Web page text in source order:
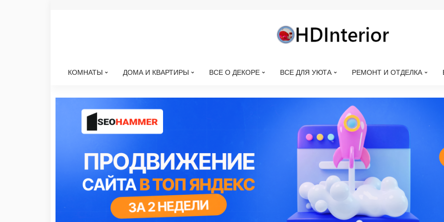
КОМНАТЫ ДОМА И КВАРТИРЫ ВСЕ О ДЕКОРЕ ВСЕ ДЛЯ УЮТА РЕМОНТ И ОТДЕЛКА